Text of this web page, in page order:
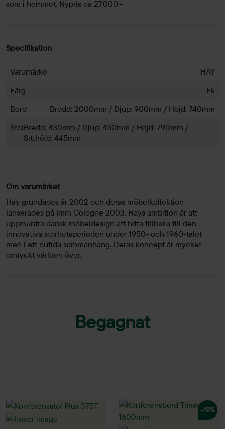
som i hemmet. Nypris ca 27.000:-
Specifikation
Varumärke
HAY
Färg
Ek
Bord
Bredd: 2000mm / Djup: 900mm / Höjd: 740mm
StolBredd: 430mm / Djup: 430mm / Höjd: 790mm /
Sitthöjd: 445mm
Om varumärket
Hay grundades år 2002 och deras möbelkollektion
lanserades på Imm Cologne 2003. Hays ambition är att
uppmuntra dansk möbeldesign att hitta tillbaka till den
innovativa storhetsperioden under 1950- och 1960-talet
men i ett nutida sammanhang. Deras koncept är mycket
omtyckt världen över.
Begagnat
-19%